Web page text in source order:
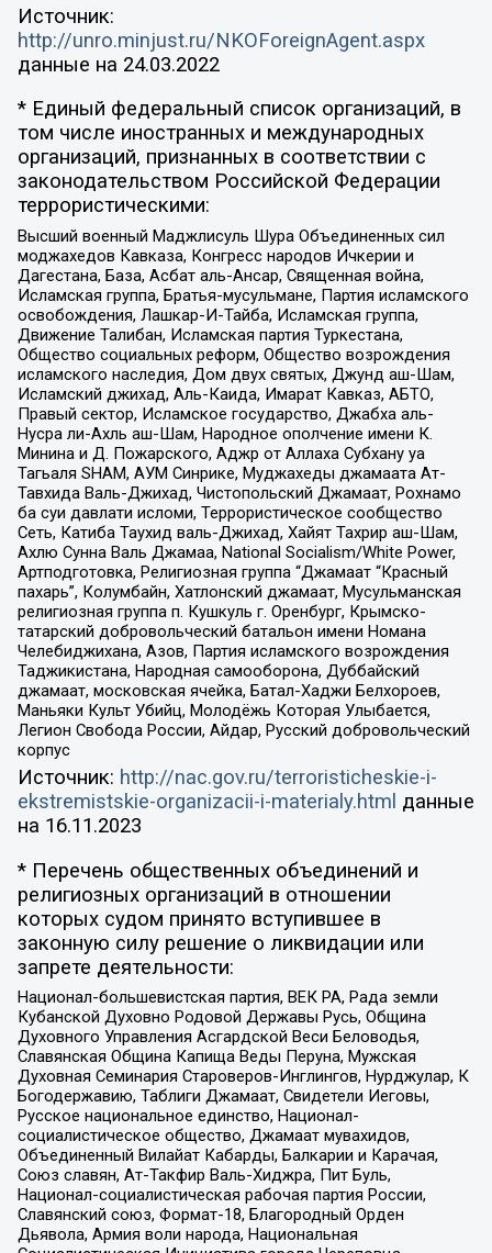
Источник:
http://unro.minjust.ru/NKOForeignAgent.aspx
данные на 24.03.2022
* Единый федеральный список организаций, в
том числе иностранных и международных
организаций, признанных в соответствии с
законодательством Российской Федерации
террористическими:
Высший военный Маджлисуль Шура Объединенных сил
моджахедов Кавказа, Конгресс народов Ичкерии и
Дагестана, База, Асбат аль-Ансар, Священная война,
Исламская группа, Братья-мусульмане, Партия исламского
освобождения, Лашкар-И-Тайба, Исламская группа,
Движение Талибан, Исламская партия Туркестана,
Общество социальных реформ, Общество возрождения
исламского наследия, Дом двух святых, Джунд аш-Шам,
Исламский джихад, Аль-Каида, Имарат Кавказ, АБТО,
Правый сектор, Исламское государство, Джабха аль-
Нусра ли-Ахль аш-Шам, Народное ополчение имени К.
Минина и Д. Пожарского, Аджр от Аллаха Субхану уа
Тагьаля SHAM, АУМ Синрике, Муджахеды джамаата Ат-
Тавхида Валь-Джихад, Чистопольский Джамаат, Рохнамо
ба суи давлати исломи, Террористическое сообщество
Сеть, Катиба Таухид валь-Джихад, Хайят Тахрир аш-Шам,
Ахлю Сунна Валь Джамаа, National Socialism/White Power,
Артподготовка, Религиозная группа “Джамаат “Красный
пахарь”, Колумбайн, Хатлонский джамаат, Мусульманская
религиозная группа п. Кушкуль г. Оренбург, Крымско-
татарский добровольческий батальон имени Номана
Челебиджихана, Азов, Партия исламского возрождения
Таджикистана, Народная самооборона, Дуббайский
джамаат, московская ячейка, Батал-Хаджи Белхороев,
Маньяки Культ Убийц, Молодёжь Которая Улыбается,
Легион Свобода России, Айдар, Русский добровольческий
корпус
Источник: http://nac.gov.ru/terroristicheskie-i-
ekstremistskie-organizacii-i-materialy.html данные
на 16.11.2023
* Перечень общественных объединений и
религиозных организаций в отношении
которых судом принято вступившее в
законную силу решение о ликвидации или
запрете деятельности:
Национал-большевистская партия, ВЕК РА, Рада земли
Кубанской Духовно Родовой Державы Русь, Община
Духовного Управления Асгардской Веси Беловодья,
Славянская Община Капища Веды Перуна, Мужская
Духовная Семинария Староверов-Инглингов, Нурджулар, К
Богодержавию, Таблиги Джамаат, Свидетели Иеговы,
Русское национальное единство, Национал-
социалистическое общество, Джамаат мувахидов,
Объединенный Вилайат Кабарды, Балкарии и Карачая,
Союз славян, Ат-Такфир Валь-Хиджра, Пит Буль,
Национал-социалистическая рабочая партия России,
Славянский союз, Формат-18, Благородный Орден
Дьявола, Армия воли народа, Национальная